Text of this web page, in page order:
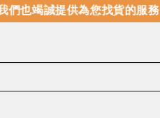
也竭誠提供為您找貨的服務。